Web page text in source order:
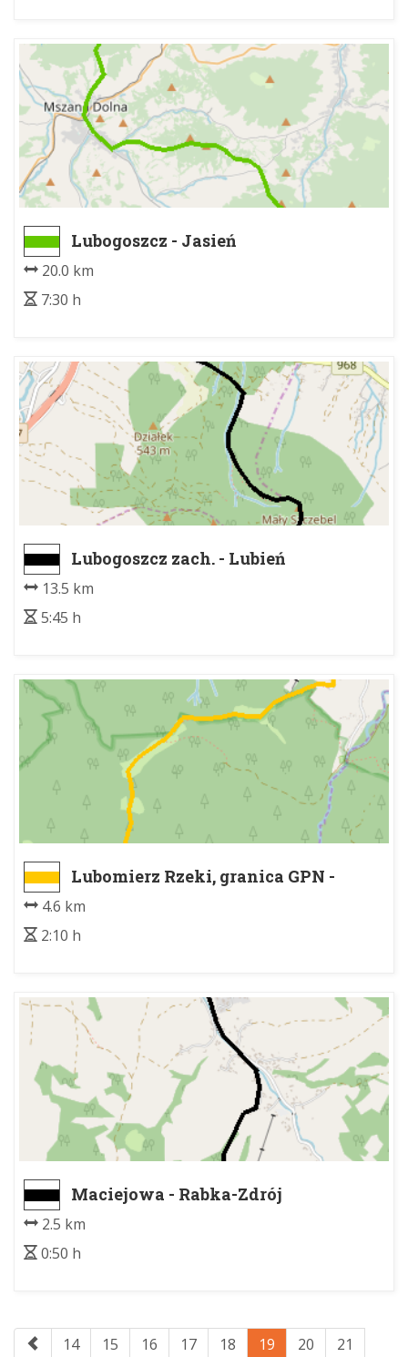
Lubogoszcz - Jasień
20.0 km
7:30 h
Lubogoszcz zach. - Lubień
13.5 km
5:45 h
Lubomierz Rzeki, granica GPN -
4.6 km
2:10 h
Maciejowa - Rabka-Zdrój
2.5 km
0:50 h
14 15 16 17 18 19 20
21